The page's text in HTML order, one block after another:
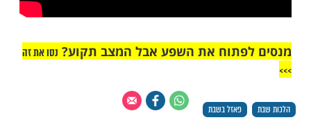
בונה בשבת? צפו: